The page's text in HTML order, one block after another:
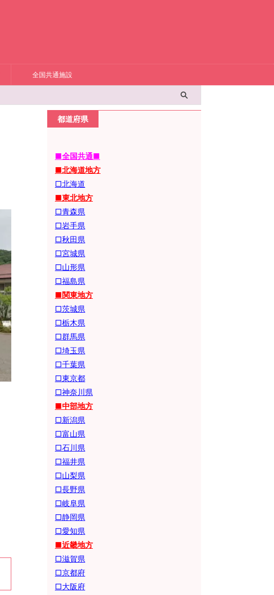
全国共通施設
都道府県
■全国共通■
■北海道地方
□北海道
■東北地方
□青森県
□岩手県
□秋田県
□宮城県
□山形県
□福島県
■関東地方
□茨城県
□栃木県
□群馬県
□埼玉県
□千葉県
□東京都
□神奈川県
■中部地方
□新潟県
□富山県
□石川県
□福井県
□山梨県
□長野県
□岐阜県
□静岡県
□愛知県
■近畿地方
□滋賀県
□京都府
□大阪府